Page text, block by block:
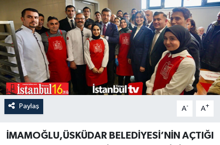
Paylaş A- A+
İMAMOĞLU,ÜSKÜDAR BELEDİYESİ’NİN AÇTIĞI